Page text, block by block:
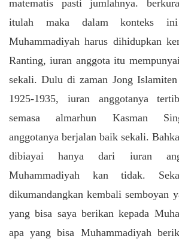
matematis pasti jumlahnya.
itulah maka dalam konteks
Muhammadiyah harus dihidupkan
Ranting, iuran anggota itu
sekali. Dulu di zaman Jong
1925-1935, iuran anggotanya
semasa almarhun Kasman
anggotanya berjalan baik sekali.
dibiayai hanya dari iuran
Muhammadiyah kan tidak.
dikumandangkan kembali semboyan
yang bisa saya berikan kepada
apa yang bisa Muhammadiyah